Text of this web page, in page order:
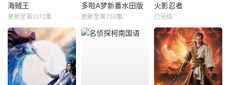
海贼王
更新至第1172集
多啦A梦新番水田版
更新至第759集
火影忍者
已完结